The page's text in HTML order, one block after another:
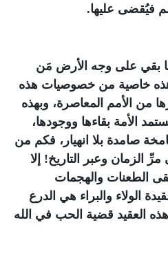
فيُقضى عليها.
ما بقي على وجه الأرض مَن
وهذه خاصية من خصوصيات هذه
من الأمم المعاصرة، وبهذه
الأمة بقاءها ووجودها،
صامدة بلا انهيار، فكم من
الزمان وعبر التاريخ! إلا
الطعنات والهجمات
الولاء والبراء هي الدرع
هذه العقيد قضية الحب في الله